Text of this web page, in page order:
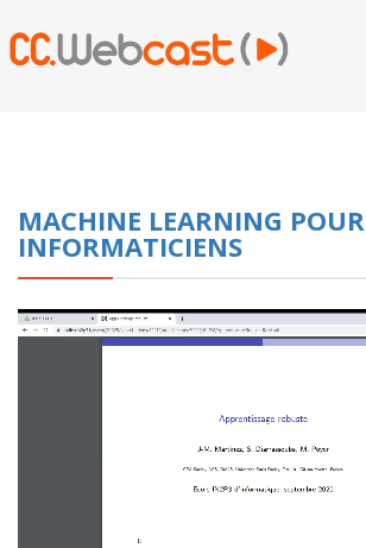
MACHINE LEARNING POUR
INFORMATICIENS